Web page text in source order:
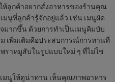
ห้ลูกค้าอยากสั่งอาหารของร้านคุณ
มนูที่ลูกค้ารู้จักอยู่แล้ว เช่น เมนูผัด
มากขึ้น ด้วยการทำเป็นเมนูคิมบับ
เพิ่มเติมคือประสบการณ์การทานที่
ราหมูสับในรูปแบบใหม่ ๆ ที่ไม่ใช่
มนูให้ดูน่าทาน เห็นคุณภาพอาหาร